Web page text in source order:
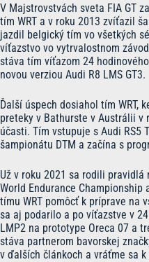
V Majstrovstvách sveta FIA GT
tím WRT a v roku 2013 zvíťazil
jazdil belgický tím vo všetkých
víťazstvo vo vytrvalostnom
stáva tím víťazom 24
novou verziou Audi R8 LMS GT3.
Ďalší úspech dosiahol tím WRT,
preteky v Bathurste v Austrálii v
účasti. Tím vstupuje s Audi RS5
šampionátu DTM a začína s
Už v roku 2021 sa rodili
World Endurance Championship
tímu WRT pomôcť k príprave na
sa aj podarilo a po víťazstve v
LMP2 na prototype Oreca 07 a
stáva partnerom bavorskej
v ďalších článkoch a vráťme sa k